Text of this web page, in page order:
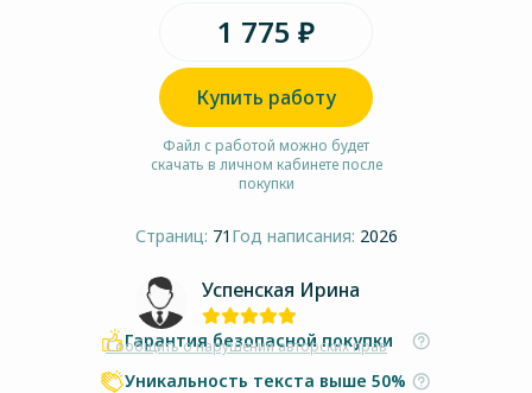
1 775 ₽
Купить работу
Файл с работой можно будет
скачать в личном кабинете после
покупки
Страниц: 71 Год написания: 2026
Успенская Ирина
Сообщить о нарушении авторских прав
Гарантия безопасной покупки
Уникальность текста выше 50%